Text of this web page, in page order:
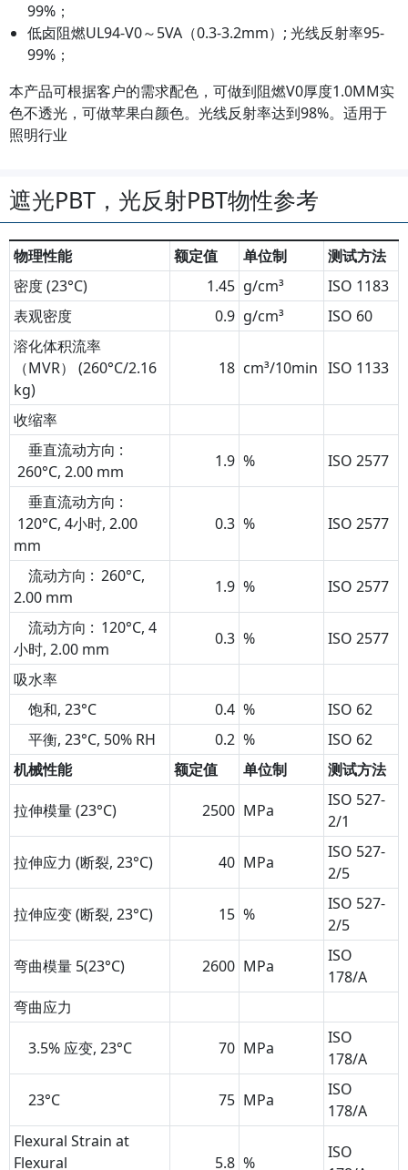
99%；
低卤阻燃UL94-V0～5VA（0.3-3.2mm）; 光线反射率95-
99%；
本产品可根据客户的需求配色，可做到阻燃V0厚度1.0MM实
色不透光，可做苹果白颜色。光线反射率达到98%。适用于
照明行业
遮光PBT，光反射PBT物性参考
物理性能 额定值 单位制
测试方法
密度 (23°C)
1.45 g/cm³
ISO 1183
表观密度
0.9 g/cm³
ISO 60
溶化体积流率
（MVR） (260°C/2.16
kg)
18 cm³/10min ISO 1133
收缩率
垂直流动方向 :
260°C, 2.00 mm
1.9 % ISO 2577
垂直流动方向 :
120°C, 4小时, 2.00
mm
0.3 % ISO 2577
流动方向 : 260°C,
2.00 mm
1.9 % ISO 2577
流动方向 : 120°C, 4
小时, 2.00 mm
0.3 % ISO 2577
吸水率
饱和, 23°C
0.4 %
ISO 62
平衡, 23°C, 50% RH
0.2 %
ISO 62
机械性能
额定值 单位制 测试方法
拉伸模量 (23°C) 2500 MPa
ISO 527-
2/1
拉伸应力 (断裂, 23°C) 40 MPa
ISO 527-
2/5
拉伸应变 (断裂, 23°C) 15 %
ISO 527-
2/5
弯曲模量 5(23°C) 2600 MPa
ISO
178/A
弯曲应力
3.5% 应变, 23°C 70 MPa
ISO
178/A
23°C 75 MPa
ISO
178/A
Flexural Strain at
Flexural
5.8 %
ISO